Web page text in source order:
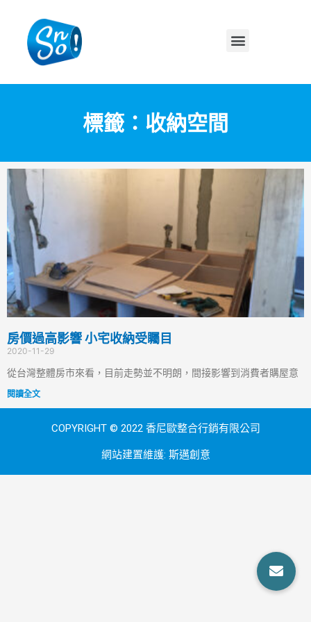
標籤：收納空間
房價過高影響 小宅收納受矚目
2020-11-29
從台灣整體房市來看，目前走勢並不明朗，間接影響到消費者購屋意
閱讀全文
COPYRIGHT © 2022 香尼歐整合行銷有限公司
網站建置維護: 斯邁創意